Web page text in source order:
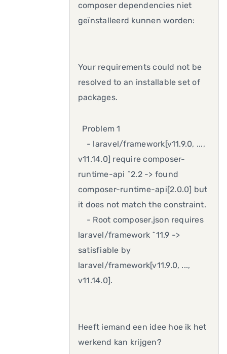
composer dependencies niet
geïnstalleerd kunnen worden:
Your requirements could not be
resolved to an installable set of
packages.
Problem 1
- laravel/framework[v11.9.0, ...,
v11.14.0] require composer-
runtime-api ^2.2 -> found
composer-runtime-api[2.0.0] but
it does not match the constraint.
- Root composer.json requires
laravel/framework ^11.9 ->
satisfiable by
laravel/framework[v11.9.0, ...,
v11.14.0].
Heeft iemand een idee hoe ik het
werkend kan krijgen?